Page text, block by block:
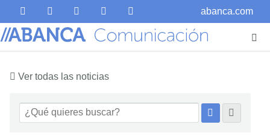
abanca.com
Ver todas las noticias